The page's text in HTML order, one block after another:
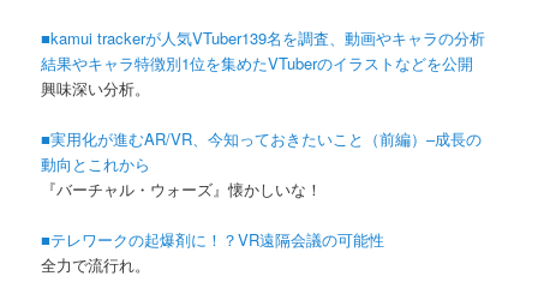
■kamui trackerが人気VTuber139名を調査、動画やキャラの分析
結果やキャラ特徴別1位を集めたVTuberのイラストなどを公開
興味深い分析。
■実用化が進むAR/VR、今知っておきたいこと（前編）–成長の
動向とこれから
『バーチャル・ウォーズ』懐かしいな！
■テレワークの起爆剤に！？VR遠隔会議の可能性
全力で流行れ。